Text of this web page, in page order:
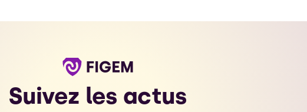
Suivez les actus